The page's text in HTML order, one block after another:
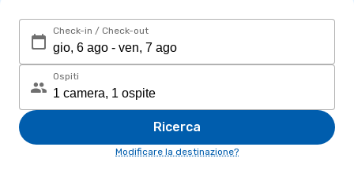
Check-in / Check-out
Ospiti
Ricerca
Modificare la destinazione?